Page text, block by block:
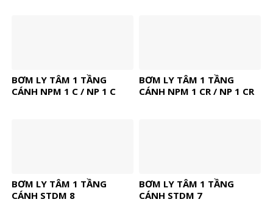
BƠM LY TÂM 1 TẦNG
CÁNH NPM 1 C / NP 1 C
BƠM LY TÂM 1 TẦNG
CÁNH NPM 1 CR / NP 1 CR
BƠM LY TÂM 1 TẦNG
CÁNH STDM 8
BƠM LY TÂM 1 TẦNG
CÁNH STDM 7